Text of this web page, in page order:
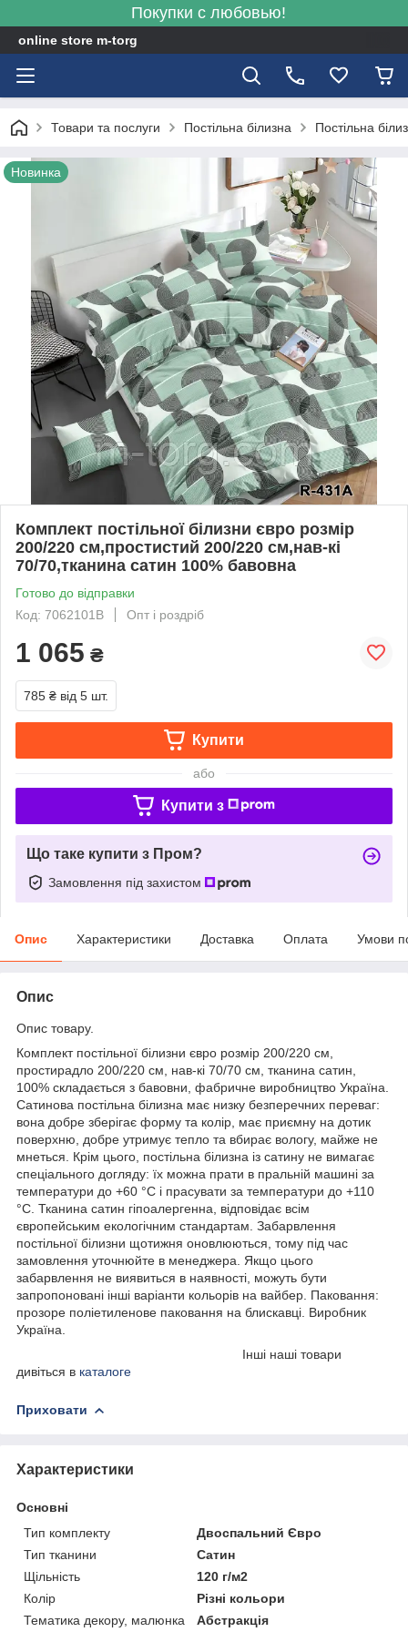
Покупки с любовью!
online store m-torg
Товари та послуги Постільна білизна Постільна
Новинка
Комплект постільної білизни євро розмір
200/220 см,простистий 200/220 см,нав-кі
70/70,тканина сатин 100% бавовна
Готово до відправки
Код: 7062101В
Опт і роздріб
1 065 ₴
785 ₴ від 5 шт.
Купити
або
Купити з
Що таке купити з Пром?
Замовлення під захистом
Опис Характеристики Доставка Оплата Умови
Опис
Опис товару.
Комплект постільної білизни євро розмір 200/220 см,
простирадло 200/220 см, нав-кі 70/70 см, тканина сатин,
100% складається з бавовни, фабричне виробництво Україна.
Сатинова постільна білизна має низку безперечних переваг:
вона добре зберігає форму та колір, має приємну на дотик
поверхню, добре утримує тепло та вбирає вологу, майже не
мнеться. Крім цього, постільна білизна із сатину не вимагає
спеціального догляду: їх можна прати в пральній машині за
температури до +60 °C і прасувати за температури до +110
°C. Тканина сатин гіпоалергенна, відповідає всім
європейським екологічним стандартам. Забарвлення
постільної білизни щотижня оновлюються, тому під час
замовлення уточнюйте в менеджера. Якщо цього
забарвлення не виявиться в наявності, можуть бути
запропоновані інші варіанти кольорів на вайбер. Паковання:
прозоре поліетиленове паковання на блискавці. Виробник
Україна.
Інші наші товари
дивіться в каталоге
Приховати
Характеристики
Основні
Тип комплекту
Двоспальний Євро
Тип тканини
Сатин
Щільність
120 г/м2
Колір
Різні кольори
Тематика декору, малюнка
Абстракція